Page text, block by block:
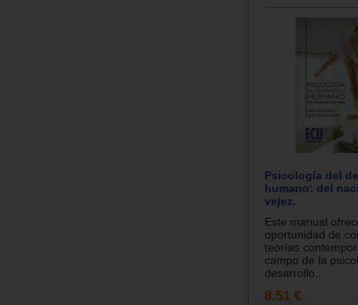
Psicología del
humano: del
vejez.
Este manual
oportunidad de
teorías
campo de la
desarrollo...
8.51 €